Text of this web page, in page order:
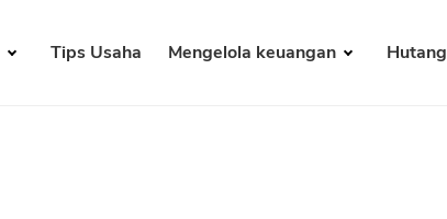
Tips Usaha Mengelola keuangan Hutang